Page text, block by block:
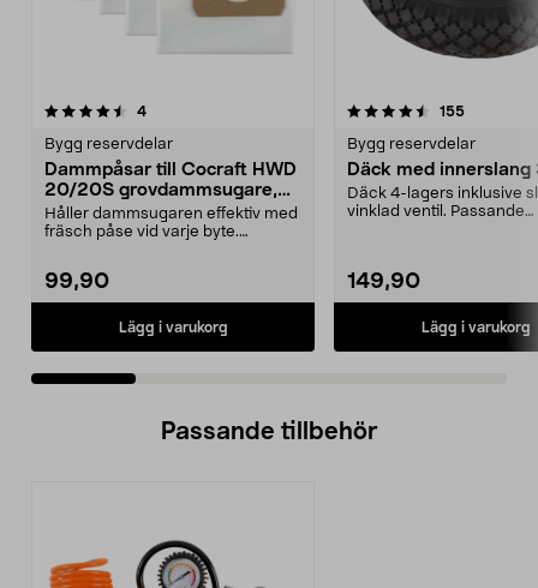
4recensioner
Bygg reservdelar
Dammpåsar till Cocraft HWD
20/20S grovdammsugare,
5-pack
Håller dammsugaren effektiv med
fräsch påse vid varje byte.
99,90
Lägg i varukorg
4.5 av 5 stjärnor 155
Bygg reservdelar
Däck med
Däck 4-lagers inklusive
vinklad ventil. Passande
149,90
Lägg i varukorg
5.0 av 5 stjärnor
Passande tillbehör